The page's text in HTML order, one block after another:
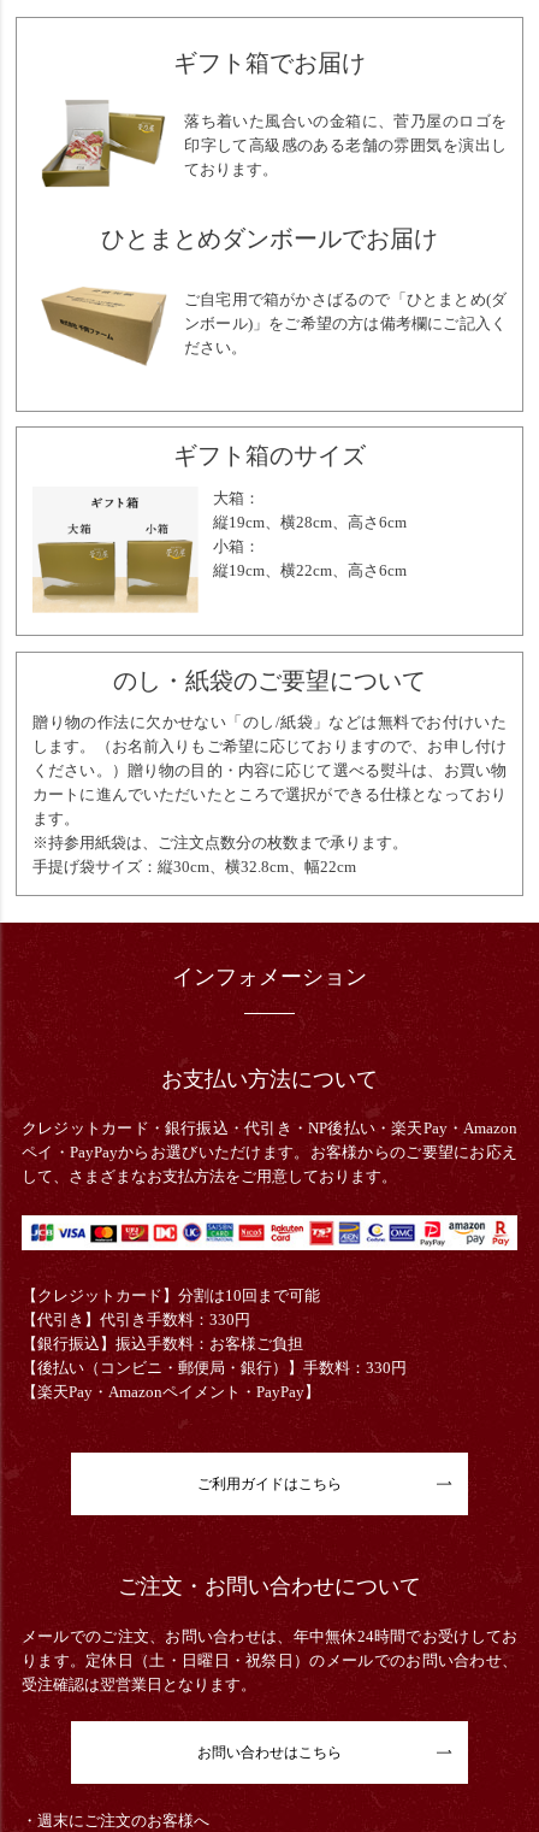
ギフト箱でお届け
落ち着いた風合いの金箱に、菅乃屋のロゴを
印字して高級感のある老舗の雰囲気を演出し
ております。
ひとまとめダンボールでお届け
ご自宅用で箱がかさばるので「ひとまとめ(ダ
ンボール)」をご希望の方は備考欄にご記入く
ださい。
ギフト箱のサイズ
大箱：
縦19cm、横28cm、高さ6cm
小箱：
縦19cm、横22cm、高さ6cm
のし・紙袋のご要望について
贈り物の作法に欠かせない「のし/紙袋」などは無料でお付けいた
します。（お名前入りもご希望に応じておりますので、お申し付け
ください。）贈り物の目的・内容に応じて選べる熨斗は、お買い物
カートに進んでいただいたところで選択ができる仕様となっており
ます。
※持参用紙袋は、ご注文点数分の枚数まで承ります。
手提げ袋サイズ：縦30cm、横32.8cm、幅22cm
インフォメーション
お支払い方法について
クレジットカード・銀行振込・代引き・NP後払い・楽天Pay・Amazon
ペイ・PayPayからお選びいただけます。お客様からのご要望にお応え
して、さまざまなお支払方法をご用意しております。
【クレジットカード】分割は10回まで可能
【代引き】代引き手数料：330円
【銀行振込】振込手数料：お客様ご負担
【後払い（コンビニ・郵便局・銀行）】手数料：330円
【楽天Pay・Amazonペイメント・PayPay】
ご利用ガイドはこちら
ご注文・お問い合わせについて
メールでのご注文、お問い合わせは、年中無休24時間でお受けしてお
ります。定休日（土・日曜日・祝祭日）のメールでのお問い合わせ、
受注確認は翌営業日となります。
お問い合わせはこちら
・週末にご注文のお客様へ